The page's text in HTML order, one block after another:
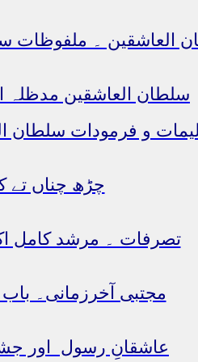
العاشقین ۔ ملفوظات
سلطان العاشقین مدظلہ
چڑھ چناں تے
تصرفات ۔ مرشد کامل
مجتبی آخرزمانی۔ باب
عاشقانِ رسول اور